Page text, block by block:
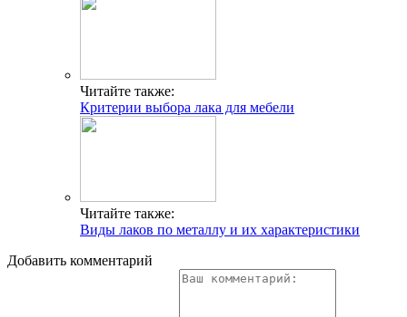
Читайте также:
Критерии выбора лака для мебели
Читайте также:
Виды лаков по металлу и их характеристики
Добавить комментарий